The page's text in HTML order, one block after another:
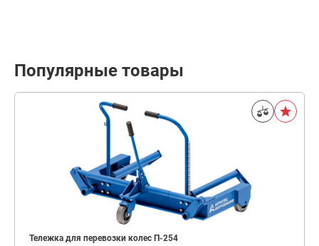
Популярные товары
Тележка для перевозки колес П-254